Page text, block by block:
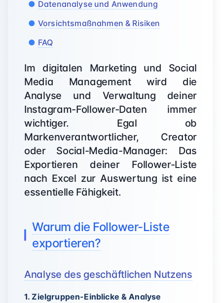
Datenanalyse und Anwendung
Vorsichtsmaßnahmen & Risiken
FAQ
Im digitalen Marketing und Social
Media Management wird die
Analyse und Verwaltung deiner
Instagram-Follower-Daten immer
wichtiger. Egal ob
Markenverantwortlicher, Creator
oder Social-Media-Manager: Das
Exportieren deiner Follower-Liste
nach Excel zur Auswertung ist eine
essentielle Fähigkeit.
Warum die Follower-Liste
exportieren?
Analyse des geschäftlichen Nutzens
1. Zielgruppen-Einblicke & Analyse